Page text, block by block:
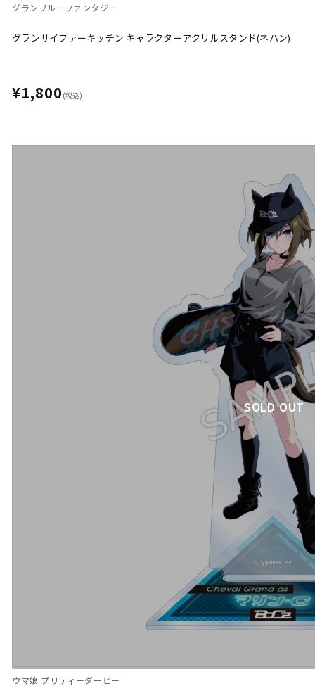
グランブルーファンタジー
グランサイファーキッチン キャラクターアクリルスタンド(ネハン)
¥1,800 (税込)
SOLD OUT
ウマ娘 プリティーダービー